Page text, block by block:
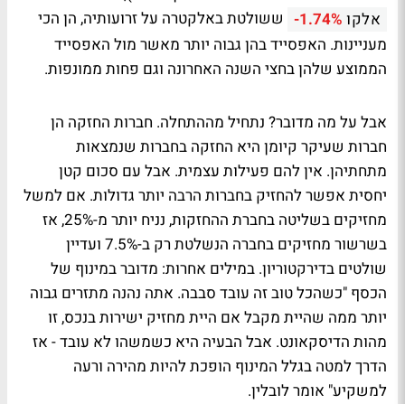
אלקו -1.74% ששולטת באלקטרה על זרועותיה, הן הכי
מעניינות. האפסייד בהן גבוה יותר מאשר מול האפסייד
הממוצע שלהן בחצי השנה האחרונה וגם פחות ממונפות.
אבל על מה מדובר? נתחיל מההתחלה. חברות החזקה הן
חברות שעיקר קיומן היא החזקה בחברות שנמצאות
מתחתיהן. אין להם פעילות עצמית. אבל עם סכום קטן
יחסית אפשר להחזיק בחברות הרבה יותר גדולות. אם למשל
מחזיקים בשליטה בחברת ההחזקות, נניח יותר מ-25%, אז
בשרשור מחזיקים בחברה הנשלטת רק ב-7.5% ועדיין
שולטים בדירקטוריון. במילים אחרות: מדובר במינוף של
הכסף "כשהכל טוב זה עובד סבבה. אתה נהנה מתזרים גבוה
יותר ממה שהיית מקבל אם היית מחזיק ישירות בנכס, זו
מהות הדיסקאונט. אבל הבעיה היא כשמשהו לא עובד - אז
הדרך למטה בגלל המינוף הופכת להיות מהירה ורעה
למשקיע" אומר לובלין.